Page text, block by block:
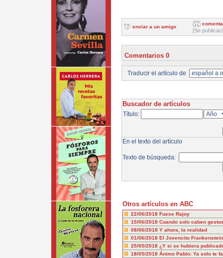
enviar a un amigo
[Se
Comentarios 0
Traducir el artículo de
Buscador de artículos
Título:
En el texto del artículo
Texto de búsqueda:
Otros artículos en ABC
22/06/2018 Fuese Rajoy
15/06/2018 Cuando solo caben
08/06/2018 Y ahora, la realidad
01/06/2018 El Jovencito Frankenstein
25/05/2018 ¿Y si se hubiera
18/05/2018 Ánimo Pablo: Ya solo te